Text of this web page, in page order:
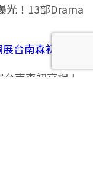
光！13部Drama
南森初亮相！